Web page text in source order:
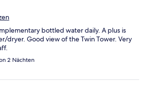
bottled water daily. A plus is
dryer. Good view of the Twin Tower. Very
2 Nächten